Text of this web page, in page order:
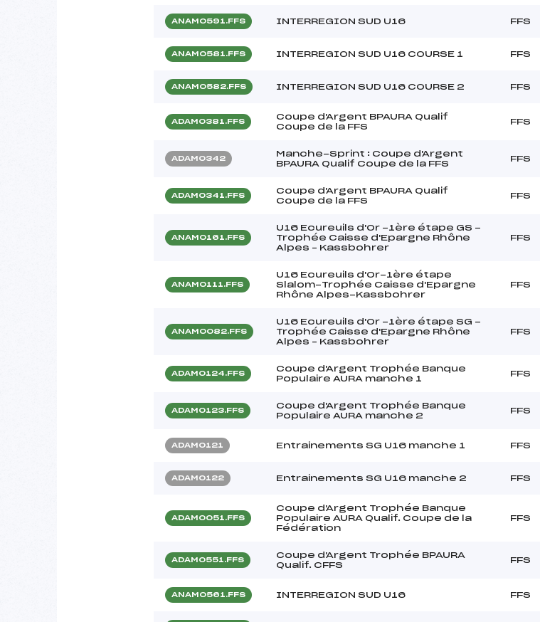
ANAM0591.FFS INTERREGION SUD U16 FFS
ANAM0581.FFS INTERREGION SUD U16 COURSE 1 FFS
ANAM0582.FFS INTERREGION SUD U16 COURSE 2 FFS
ADAM0381.FFS
Coupe d'Argent BPAURA Qualif
Coupe de la FFS
FFS
ADAM0342
Manche-Sprint : Coupe d'Argent
BPAURA Qualif Coupe de la FFS
FFS
ADAM0341.FFS
Coupe d'Argent BPAURA Qualif
Coupe de la FFS
FFS
ANAM0161.FFS
U16 Ecureuils d'Or -1ère étape GS -
Trophée Caisse d'Epargne Rhône
Alpes – Kassbohrer
FFS
ANAM0111.FFS
U16 Ecureuils d'Or-1ère étape
Slalom-Trophée Caisse d'Epargne
Rhône Alpes-Kassbohrer
FFS
ANAM0082.FFS
U16 Ecureuils d'Or -1ère étape SG -
Trophée Caisse d'Epargne Rhône
Alpes – Kassbohrer
FFS
ADAM0124.FFS
Coupe d'Argent Trophée Banque
Populaire AURA manche 1
FFS
ADAM0123.FFS
Coupe d'Argent Trophée Banque
Populaire AURA manche 2
FFS
ADAM0121 Entrainements SG U16 manche 1 FFS
ADAM0122 Entrainements SG U16 manche 2 FFS
ADAM0051.FFS
Coupe d'Argent Trophée Banque
Populaire AURA Qualif. Coupe de la
Fédération
FFS
ADAM0551.FFS
Coupe d'Argent Trophée BPAURA
Qualif. CFFS
FFS
ANAM0561.FFS INTERREGION SUD U16 FFS